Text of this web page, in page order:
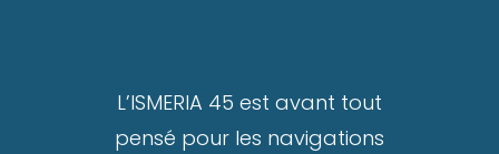
L’ISMERIA 45 est avant tout
pensé pour les navigations